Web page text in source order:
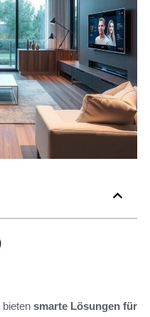
bieten smarte Lösungen für